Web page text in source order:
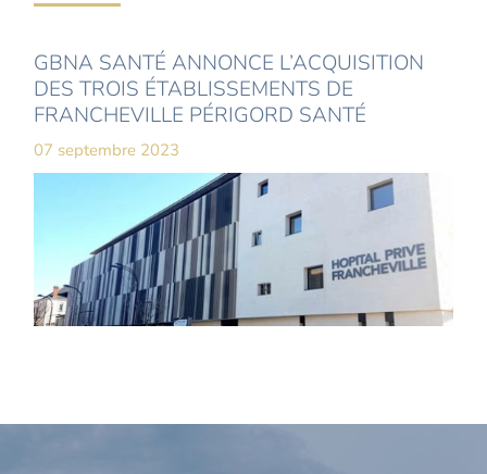
GBNA SANTÉ ANNONCE L’ACQUISITION
DES TROIS ÉTABLISSEMENTS DE
FRANCHEVILLE PÉRIGORD SANTÉ
07 septembre 2023